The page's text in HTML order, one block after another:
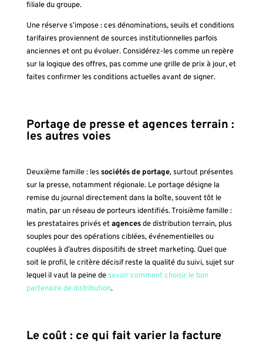
filiale du groupe.
Une réserve s’impose : ces dénominations, seuils et conditions
tarifaires proviennent de sources institutionnelles parfois
anciennes et ont pu évoluer. Considérez-les comme un repère
sur la logique des offres, pas comme une grille de prix à jour, et
faites confirmer les conditions actuelles avant de signer.
Portage de presse et agences terrain :
les autres voies
Deuxième famille : lessociétés de portage, surtout présentes
sur la presse, notamment régionale. Le portage désigne la
remise du journal directement dans la boîte, souvent tôt le
matin, par un réseau de porteurs identifiés. Troisième famille :
les prestataires privés etagencesde distribution terrain, plus
souples pour des opérations ciblées, événementielles ou
couplées à d’autres dispositifs de street marketing. Quel que
soit le profil, le critère décisif reste la qualité du suivi, sujet sur
lequel il vaut la peine desavoir comment choisir le bon
partenaire de distribution.
Le coût : ce qui fait varier la facture